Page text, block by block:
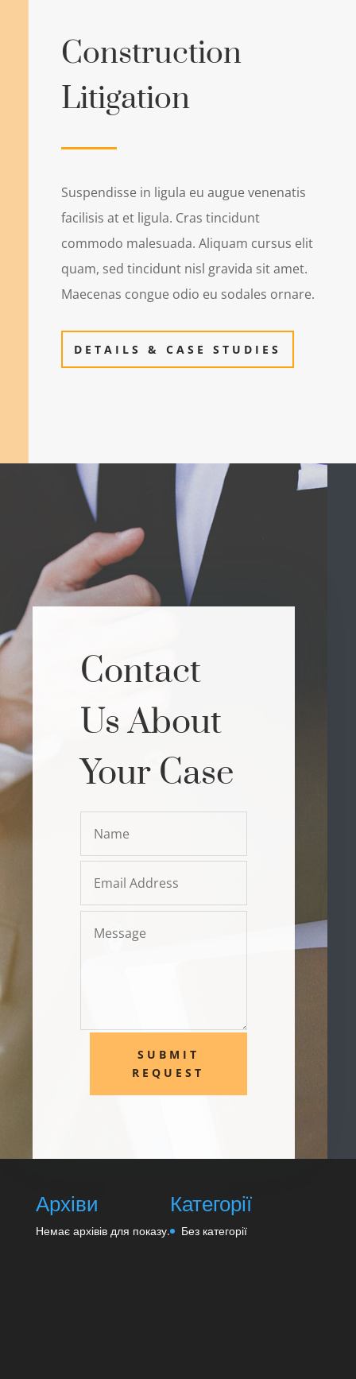
Construction
Litigation
Suspendisse in ligula eu augue venenatis
facilisis at et ligula. Cras tincidunt
commodo malesuada. Aliquam cursus elit
quam, sed tincidunt nisl gravida sit amet.
Maecenas congue odio eu sodales ornare.
DETAILS & CASE STUDIES
Contact
Us About
Your Case
SUBMIT
REQUEST
Архіви
Немає архівів для показу.
Категорії
Без категорії